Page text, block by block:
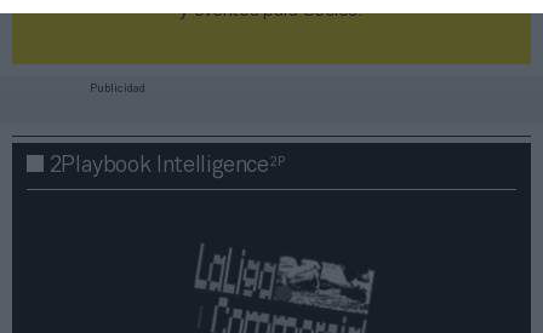
y eventos para Socios!​​​​​​​
Publicidad
2Playbook Intelligence2P